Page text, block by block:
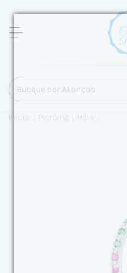
Início Piercing Hélix